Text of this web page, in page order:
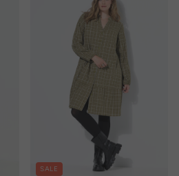
SALE